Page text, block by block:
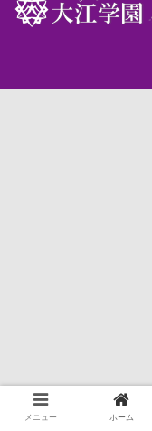
メニュー ホーム